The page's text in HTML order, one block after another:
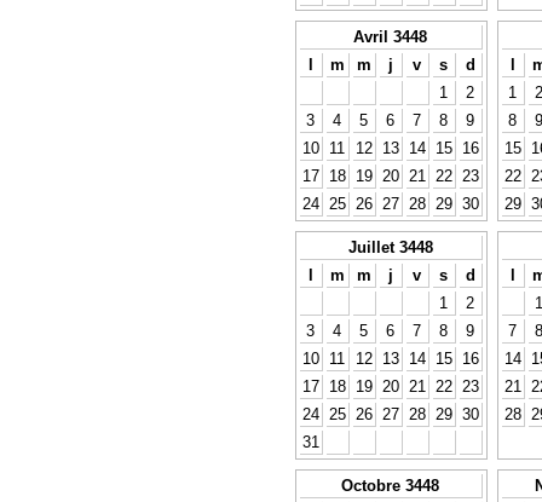
Avril 3448
l
m m j v s
d
1
2
3
4 5 6 7 8
9
10
11 12 13 14 15
16
17
18 19 20 21 22
23
24
25 26 27 28 29 30
l
1
2
8
9
15
22
29
Juillet 3448
l
m m j v s
d
1
2
3
4 5 6 7 8
9
10
11 12 13 14 15
16
17
18 19 20 21 22
23
24
25 26 27 28 29 30
31
l
1
7
8
14
21
28
Octobre 3448